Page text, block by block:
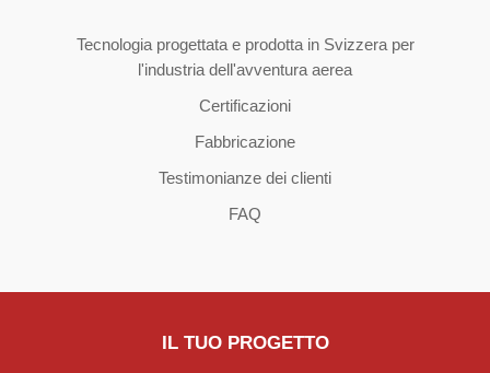
Tecnologia progettata e prodotta in Svizzera per
l'industria dell'avventura aerea
Certificazioni
Fabbricazione
Testimonianze dei clienti
FAQ
IL TUO PROGETTO